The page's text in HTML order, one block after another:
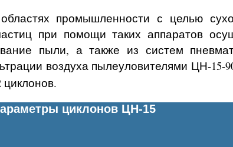
промышленности с целью
при помощи таких аппаратов
пыли, а также из систем
воздуха пылеуловителями ЦН-15-
циклонов ЦН-15